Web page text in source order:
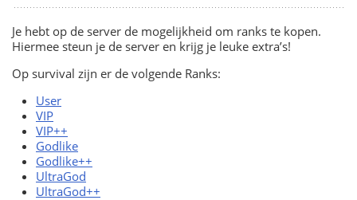
Je hebt op de server de mogelijkheid om ranks te kopen.
Hiermee steun je de server en krijg je leuke extra’s!
Op survival zijn er de volgende Ranks:
User
VIP
VIP++
Godlike
Godlike++
UltraGod
UltraGod++